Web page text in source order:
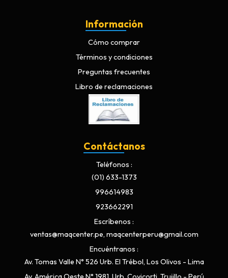
Información
Cómo comprar
Términos y condiciones
Preguntas frecuentes
Libro de reclamaciones
Contáctanos
Teléfonos
(01) 633-1373
996614983
923662291
Escríbenos
ventas@maqcenter.pe, maqcenterperu@gmail.com
Encuéntranos
Av. Tomas Valle N° 526 Urb. El Trébol, Los Olivos - Lima